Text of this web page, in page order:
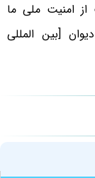
امنیت ملی ما
[بین المللی